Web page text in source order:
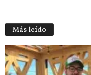
Más leído